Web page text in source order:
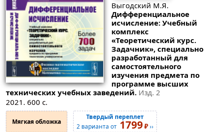
Выгодский М.Я.
Дифференциальное
исчисление: Учебный
комплекс
«Теоретический курс.
Задачник», специально
разработанный для
самостоятельного
изучения предмета по
программе высших
технических учебных заведений. Изд. 2
2021. 600 с.
Мягкая обложка
Твердый переплет
2 варианта от 1799₽››